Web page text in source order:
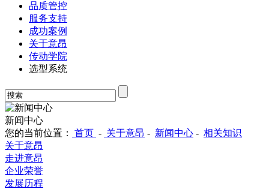
品质管控
服务支持
成功案例
关于意昂
传动学院
选型系统
新闻中心
您的当前位置：
首页 - 关于意昂 - 新闻中心 - 相关知识
关于意昂
走进意昂
企业荣誉
发展历程